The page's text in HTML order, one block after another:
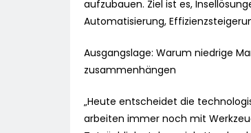
aufzubauen. Ziel ist es,
Automatisierung,
Ausgangslage: Warum niedrige
zusammenhängen
„Heute entscheidet die
arbeiten immer noch mit